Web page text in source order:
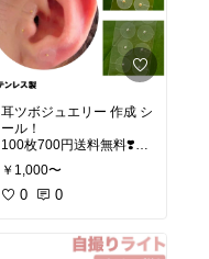
耳ツボジュエリー 作成 シ
ール！
100枚700円送料無料❣️や
すい·͜·
#耳ツボジュエリー
￥1,000〜
0 0